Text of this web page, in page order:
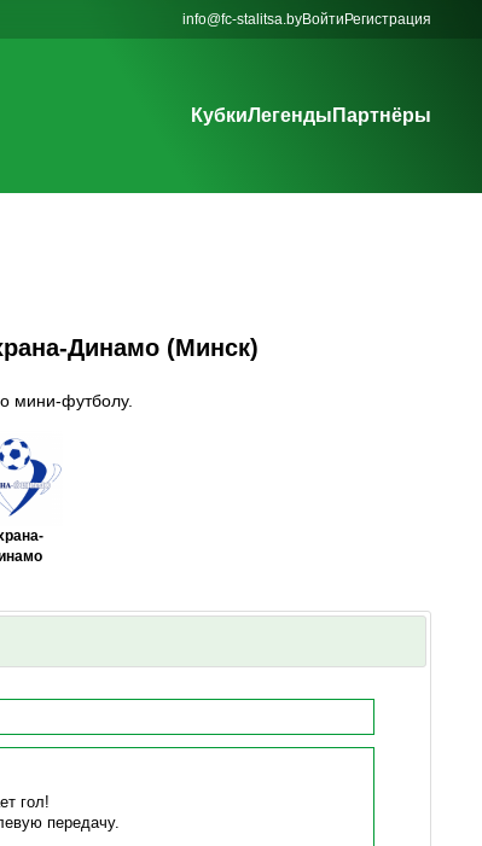
info@fc-stalitsa.byВойти Регистрация
КубкиЛегенды Партнёры
Динамо (Минск)
мини-футболу.
гол!
передачу.